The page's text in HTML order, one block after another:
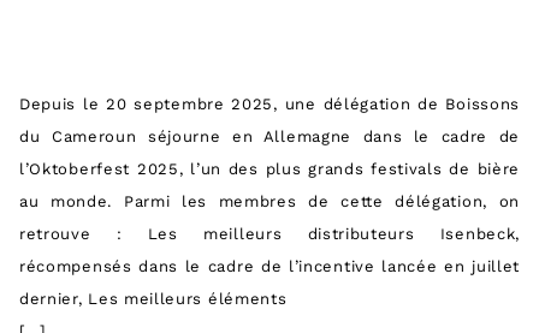
Depuis le 20 septembre 2025, une délégation de Boissons
du Cameroun séjourne en Allemagne dans le cadre de
l’Oktoberfest 2025, l’un des plus grands festivals de bière
au monde. Parmi les membres de cette délégation, on
retrouve : Les meilleurs distributeurs Isenbeck,
récompensés dans le cadre de l’incentive lancée en juillet
dernier, Les meilleurs éléments